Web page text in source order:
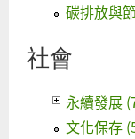
碳排放與
社會
永續發展
文化保存